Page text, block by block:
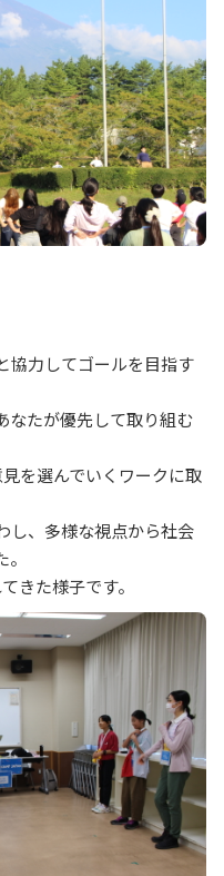
協力してゴールを目指す
なたが優先して取り組む
を選んでいくワークに取
し、多様な視点から社会
きた様子です。